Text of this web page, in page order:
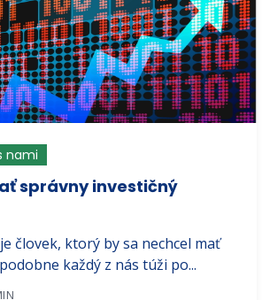
nami
správny investičný
človek, ktorý by sa nechcel mať
každý z nás túži po...